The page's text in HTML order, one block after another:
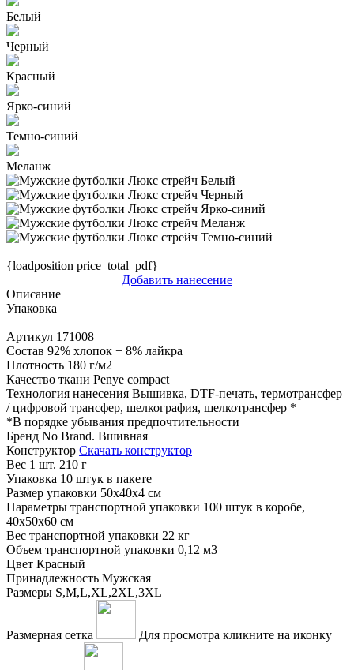
Белый
Черный
Красный
Ярко-синий
Темно-синий
Меланж
{loadposition price_total_pdf}
Добавить нанесение
Описание
Упаковка
Артикул 171008
Состав 92% хлопок + 8% лайкра
Плотность 180 г/м2
Качество ткани Penye compact
Технология нанесения Вышивка, DTF-печать, термотрансфер
/ цифровой трансфер, шелкография, шелкотрансфер *
*В порядке убывания предпочтительности
Бренд No Brand. Вшивная
Конструктор Скачать конструктор
Вес 1 шт. 210 г
Упаковка 10 штук в пакете
Размер упаковки 50х40х4 см
Параметры транспортной упаковки 100 штук в коробе,
40x50x60 см
Вес транспортной упаковки 22 кг
Объем транспортной упаковки 0,12 м3
Цвет Красный
Принадлежность Мужская
Размеры S,M,L,XL,2XL,3XL
Размерная сетка Для просмотра кликните на иконку